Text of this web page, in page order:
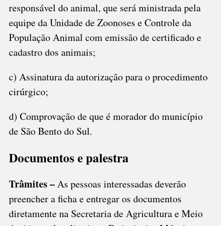
responsável do animal, que será ministrada pela
equipe da Unidade de Zoonoses e Controle da
População Animal com emissão de certificado e
cadastro dos animais;
c) Assinatura da autorização para o procedimento
cirúrgico;
d) Comprovação de que é morador do município
de São Bento do Sul.
Documentos e palestra
Trâmites –As pessoas interessadas deverão
preencher a ficha e entregar os documentos
diretamente na Secretaria de Agricultura e Meio